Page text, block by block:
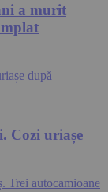
a murit
Cozi uriașe